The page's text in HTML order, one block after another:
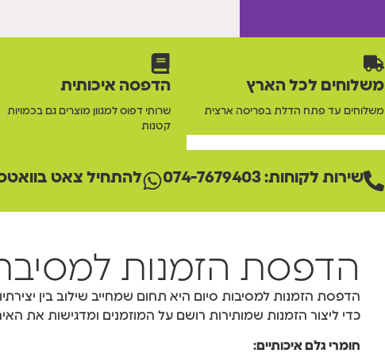
משלוחים לכל הארץ
משלוחים עד פתח הדלת בפריסה ארצית
הדפסה איכותית
שרותי דפוס למגוון מוצרים גם בכמויות
קטנות
שירות לקוחות: 074-7679403 להתחיל צאט
הדפסת הזמנות
הדפסת הזמנות למסיבות סיום היא תחום שמחייב שילוב בין
כדי ליצור הזמנות שמותירות רושם על המוזמנים ומדגישות את
חומרי גלם איכותיים: